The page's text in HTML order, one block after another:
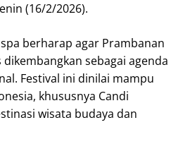
(16/2/2026).
berharap agar Prambanan
sebagai agenda
Festival ini dinilai mampu
khususnya Candi
wisata budaya dan